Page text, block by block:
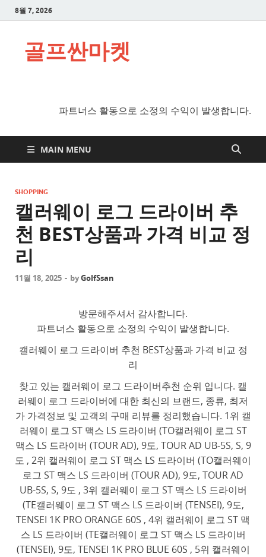
8월 7, 2026
골프싼마켓
파트너스 활동으로 소정의 수익이 발생합니다.
MAIN MENU
SHOPPING
캘러웨이 로그 드라이버 추
천 BEST상품과 가격 비교 정
리
11월 18, 2025 - byGolfSsan
방문해주셔서 감사합니다.
파트너스 활동으로 소정의 수익이 발생합니다.
캘러웨이 로그 드라이버 추천 BEST상품과 가격 비교 정
리
찾고 있는 캘러웨이 로그 드라이버추천 순위 입니다. 캘
러웨이 로그 드라이버에 대한 최신의 브랜드, 종류, 최저
가 가격정보 및 고객의 구매 리뷰를 정리했습니다. 1위 캘
러웨이 로그 ST 맥스 LS 드라이버 (TO캘러웨이 로그 ST
맥스 LS 드라이버 (TOUR AD), 9도, TOUR AD UB-5S, S, 9
도 , 2위 캘러웨이 로그 ST 맥스 LS 드라이버 (TO캘러웨이
로그 ST 맥스 LS 드라이버 (TOUR AD), 9도, TOUR AD
UB-5S, S, 9도 , 3위 캘러웨이 로그 ST 맥스 LS 드라이버
(TE캘러웨이 로그 ST 맥스 LS 드라이버 (TENSEI), 9도,
TENSEI 1K PRO ORANGE 60S , 4위 캘러웨이 로그 ST 맥
스 LS 드라이버 (TE캘러웨이 로그 ST 맥스 LS 드라이버
(TENSEI), 9도, TENSEI 1K PRO BLUE 60S , 5위 캘러웨이